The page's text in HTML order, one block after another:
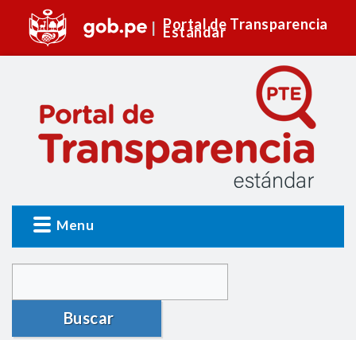
Portal de Transparencia
Estándar
Menu
Buscar